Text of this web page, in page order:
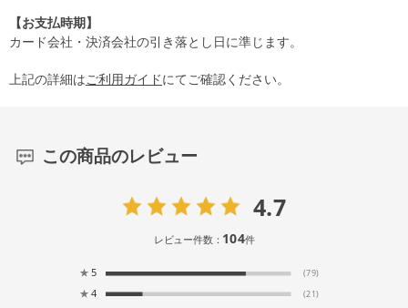
【お支払時期】
カード会社・決済会社の引き落とし日に準じます。
上記の詳細はご利用ガイドにてご確認ください。
この商品のレビュー
4.7
レビュー件数： 104件
★ 5 (79)
★ 4 (21)